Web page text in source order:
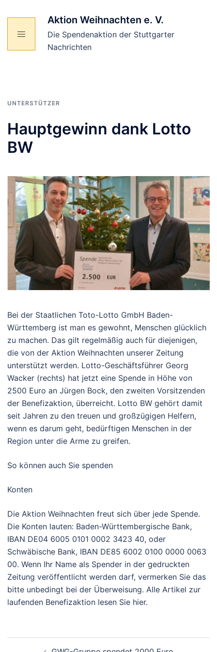
Inhalt
springen
Aktion Weihnachten e. V.
Die Spendenaktion der Stuttgarter
Nachrichten
UNTERSTÜTZER
Hauptgewinn dank Lotto
BW
Bei der Staatlichen Toto-Lotto GmbH Baden-
Württemberg ist man es gewohnt, Menschen glücklich
zu machen. Das gilt regelmäßig auch für diejenigen,
die von der Aktion Weihnachten unserer Zeitung
unterstützt werden. Lotto-Geschäftsführer Georg
Wacker (rechts) hat jetzt eine Spende in Höhe von
2500 Euro an Jürgen Bock, den zweiten Vorsitzenden
der Benefizaktion, überreicht. Lotto BW gehört damit
seit Jahren zu den treuen und großzügigen Helfern,
wenn es darum geht, bedürftigen Menschen in der
Region unter die Arme zu greifen.
So können auch Sie spenden
Konten
Die Aktion Weihnachten freut sich über jede Spende.
Die Konten lauten: Baden-Württembergische Bank,
IBAN DE04 6005 0101 0002 3423 40, oder
Schwäbische Bank, IBAN DE85 6002 0100 0000 0063
00. Wenn Ihr Name als Spender in der gedruckten
Zeitung veröffentlicht werden darf, vermerken Sie das
bitte unbedingt bei der Überweisung. Alle Artikel zur
laufenden Benefizaktion lesen Sie hier.